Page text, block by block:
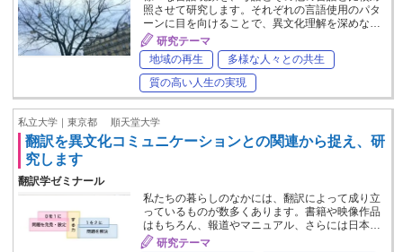
照させて研究します。それぞれの言語使用のパタ
ーンに目を向けることで、異文化理解を深めな…
研究テーマ
地域の再生
多様な人々との共生
質の高い人生の実現
私立大学｜東京都 順天堂大学
翻訳を異文化コミュニケーションとの関連から捉え、研
究します
翻訳学ゼミナール
私たちの暮らしのなかには、翻訳によって成り立
っているものが数多くあります。書籍や映像作品
はもちろん、報道やマニュアル、さらには日本…
研究テーマ